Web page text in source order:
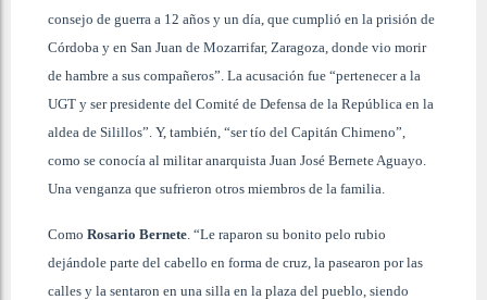
consejo de guerra a 12 años y un día, que cumplió en la prisión de
Córdoba y en San Juan de Mozarrifar, Zaragoza, donde vio morir
de hambre a sus compañeros”. La acusación fue “pertenecer a la
UGT y ser presidente del Comité de Defensa de la República en la
aldea de Silillos”. Y, también, “ser tío del Capitán Chimeno”,
como se conocía al militar anarquista Juan José Bernete Aguayo.
Una venganza que sufrieron otros miembros de la familia.
Como Rosario Bernete. “Le raparon su bonito pelo rubio
dejándole parte del cabello en forma de cruz, la pasearon por las
calles y la sentaron en una silla en la plaza del pueblo, siendo